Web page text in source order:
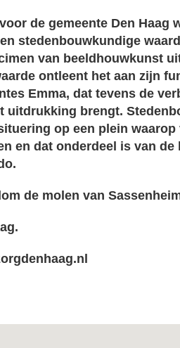
de gemeente Den Haag
stedenbouwkundige
van beeldhouwkunst
ontleent het aan zijn
Emma, dat tevens de
uitdrukking brengt.
op een plein waarop
en dat onderdeel is van de
de molen van